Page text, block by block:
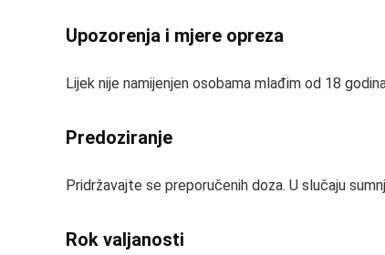
Upozorenja i mjere opreza
Lijek nije namijenjen osobama mlađim od 18
Predoziranje
Pridržavajte se preporučenih doza. U slučaju
Rok valjanosti